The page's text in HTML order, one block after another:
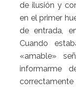
de ilusión y
en el primer
de entrada,
Cuando
«amable»
informarme
correctamente